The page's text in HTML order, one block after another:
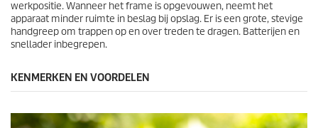
n
werkpositie. Wanneer het frame is opgevouwen, neemt het
apparaat minder ruimte in beslag bij opslag. Er is een grote, stevige
handgreep om trappen op en over treden te dragen. Batterijen en
snellader inbegrepen.
KENMERKEN EN VOORDELEN